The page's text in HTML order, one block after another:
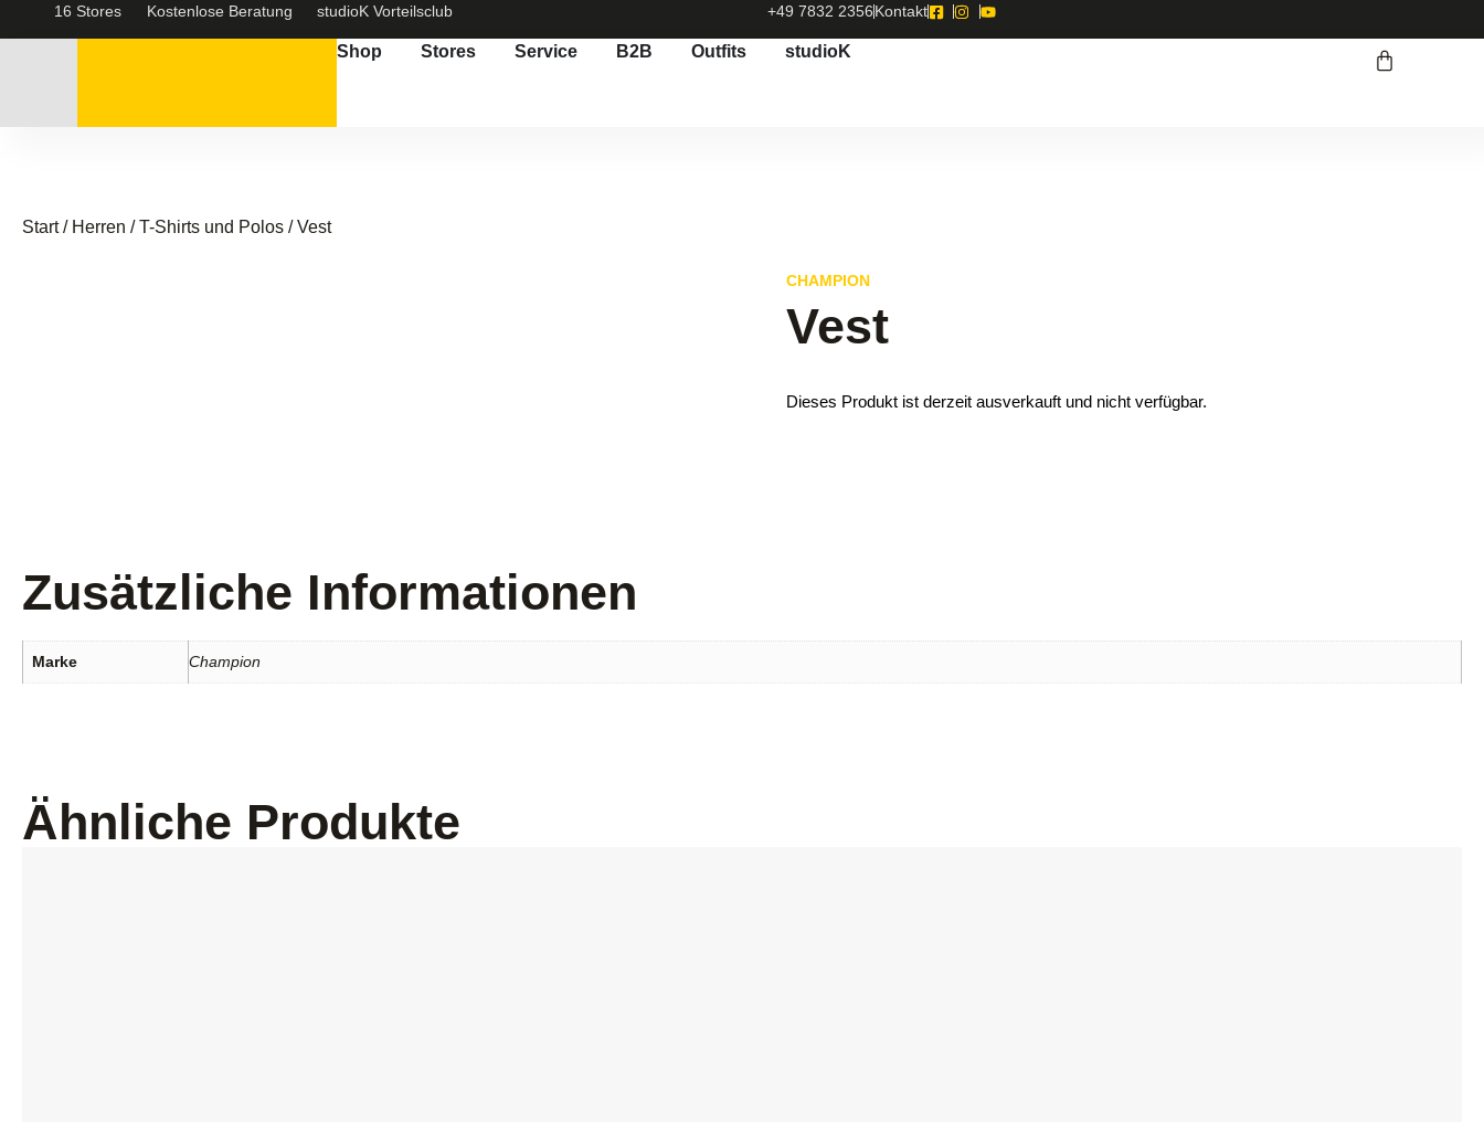
16 Stores Kostenlose Beratung studioK Vorteilsclub +49 7832 2356Kontakt
Shop Stores Service B2B Outfits studioK
Start/ Herren /T-Shirts und Polos / Vest
CHAMPION
Vest
Dieses Produkt ist derzeit ausverkauft und nicht verfügbar.
Zusätzliche Informationen
Marke Champion
Ähnliche Produkte